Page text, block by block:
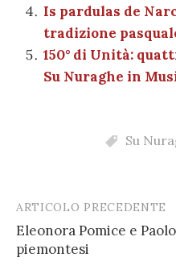
Is pardulas de
tradizione
150° di Unità:
Su Nuraghe in
Su
Post
navigation
ARTICOLO PRECEDENTE
Eleonora Pomice e
piemontesi